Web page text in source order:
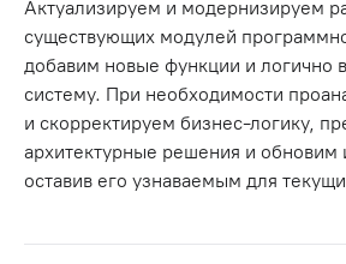
Актуализируем и модернизируем
существующих модулей
добавим новые функции и логично
систему. При необходимости
и скорректируем бизнес-логику,
архитектурные решения и обновим
оставив его узнаваемым для